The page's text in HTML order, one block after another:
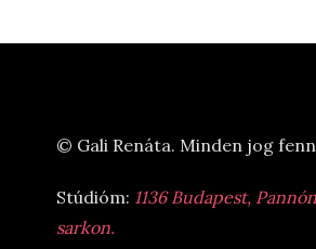
© Gali Renáta. Minden jog
Stúdióm: 1136 Budapest,
sarkon.